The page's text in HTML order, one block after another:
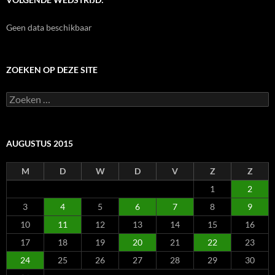
Geen data beschikbaar
ZOEKEN OP DEZE SITE
Zoeken
naar:
AUGUSTUS 2015
M D W D V Z
Z
1
2
3
4 5 6 7 8
9
10
11 12 13 14 15
16
17
18 19 20 21 22
23
24
25 26 27 28 29
30